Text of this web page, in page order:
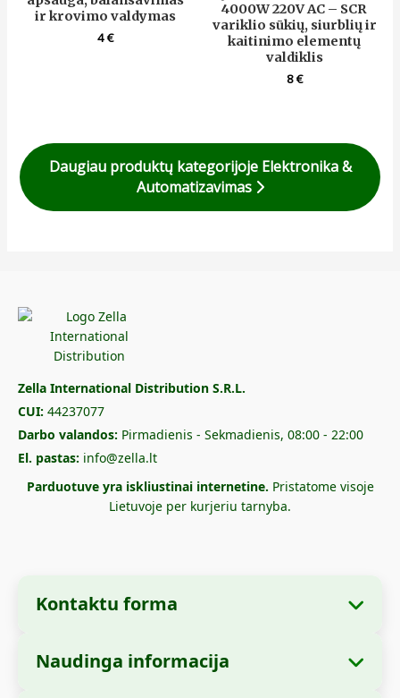
ir krovimo valdymas
4€
4000W 220V AC – SCR
variklio sūkių, siurblių ir
kaitinimo elementų
valdiklis
8€
Daugiau produktų kategorijoje Elektronika &
Automatizavimas
Zella International Distribution S.R.L.
CUI: 44237077
Darbo valandos: Pirmadienis - Sekmadienis, 08:00 - 22:00
El. pastas: info@zella.lt
Parduotuve yra iskliustinai internetine. Pristatome visoje
Lietuvoje per kurjeriu tarnyba.
Kontaktu forma
Imones informacija
Naudinga informacija